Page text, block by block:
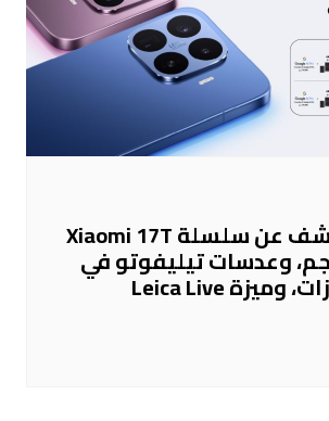
شاومي تكشف عن سلسلة Xiaomi 17T
وعدسات تيليفوتو في
جميع الطرازات، وميزة Leica Live